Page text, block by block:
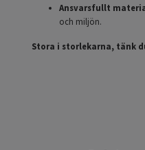
Ansvarsfullt
och miljön.
Stora i storlekarna, tänk